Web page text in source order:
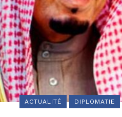
ACTUALITÉ DIPLOMATIE